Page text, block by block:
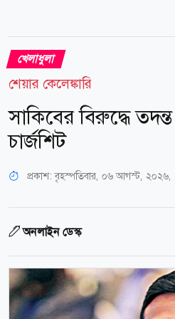
খেলাধুলা
শেয়ার কেলেঙ্কারি
সাকিবের বিরুদ্ধে
চার্জশিট
প্রকাশ:বৃহস্পতিবার, ০৬ আগস্ট,
অনলাইন ডেস্ক